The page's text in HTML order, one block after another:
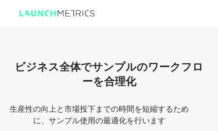
ビジネス全体でサンプルのワークフロ
ーを合理化
生産性の向上と市場投下までの時間を短縮するため
に、サンプル使用の最適化を行います